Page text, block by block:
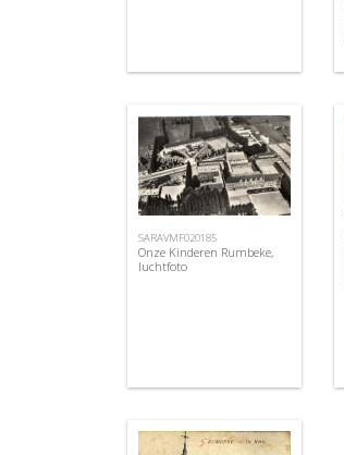
SARAVMF020185
Onze Kinderen Rumbeke,
luchtfoto